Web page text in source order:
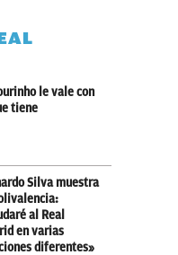
le vale con
tiene
Silva muestra
al Real
en varias
diferentes»